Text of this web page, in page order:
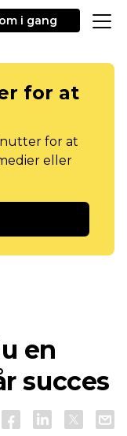
i gang
for at
for at
eller
en
succes